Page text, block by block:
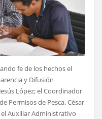
fe de los hechos el
y Difusión
López; el Coordinador
Permisos de Pesca, César
Auxiliar Administrativo